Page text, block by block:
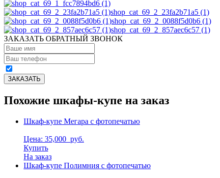
shop_cat_69_2_23fa2b71a5 (1)
shop_cat_69_2_0088f5d0b6 (1)
shop_cat_69_2_857aec6c57 (1)
ЗАКАЗАТЬ ОБРАТНЫЙ ЗВОНОК
Похожие шкафы-купе на заказ
Шкаф-купе Мегара с фотопечатью
Цена: 35,000 руб.
Купить
На заказ
Шкаф-купе Полимния с фотопечатью